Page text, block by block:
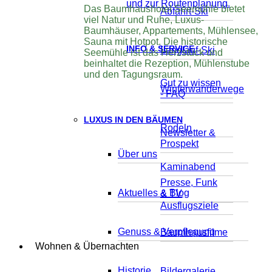
Abfahrt-Ski
Langlauf-Ski
Winterwanderwege
Rodeln
Kaminabend
Ausflugsziele
und zur Routenplanung.
INFO & SERVICE
Gut zu wissen
- FAQ
Newsletter &
Prospekt
Presse, Funk
& TV
Baumhausfilme
Das Baumhaushotel Seemühle bietet
viel Natur und Ruhe, Luxus-
Baumhäuser, Appartements, Mühlensee,
Sauna mit Hotpot. Die historische
Seemühle ist das Herzstück und
beinhaltet die Rezeption, Mühlenstube
und den Tagungsraum.
LUXUS IN DEN BÄUMEN
Über uns
Aktuelles & Blog
Genuss & Verpflegung
Wohnen & Übernachten